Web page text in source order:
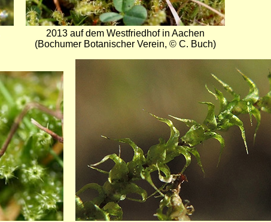
2013 auf dem Westfriedhof in Aachen
(Bochumer Botanischer Verein, © C. Buch)